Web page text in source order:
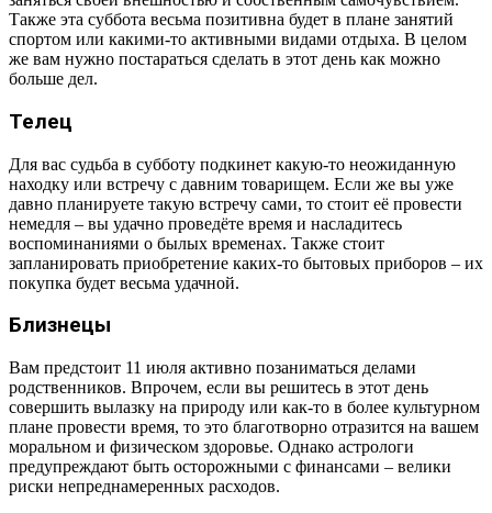
Стрелец
Козерог
Водолей
Рыбы
Также эта суббота весьма позитивна будет в плане занятий
спортом или какими-то активными видами отдыха. В целом
же вам нужно постараться сделать в этот день как можно
больше дел.
Телец
Для вас судьба в субботу подкинет какую-то неожиданную
находку или встречу с давним товарищем. Если же вы уже
давно планируете такую встречу сами, то стоит её провести
немедля – вы удачно проведёте время и насладитесь
воспоминаниями о былых временах. Также стоит
запланировать приобретение каких-то бытовых приборов – их
покупка будет весьма удачной.
Близнецы
Вам предстоит 11 июля активно позаниматься делами
родственников. Впрочем, если вы решитесь в этот день
совершить вылазку на природу или как-то в более культурном
плане провести время, то это благотворно отразится на вашем
моральном и физическом здоровье. Однако астрологи
предупреждают быть осторожными с финансами – велики
риски непреднамеренных расходов.